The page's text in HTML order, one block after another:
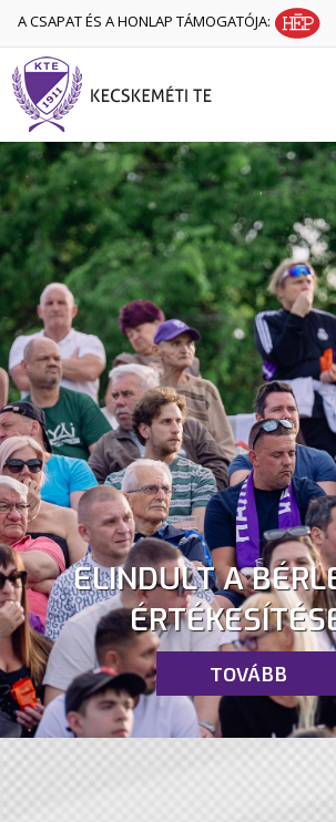
A CSAPAT ÉS A HONLAP TÁMOGATÓJA:
ELINDULT A
TOVÁBB